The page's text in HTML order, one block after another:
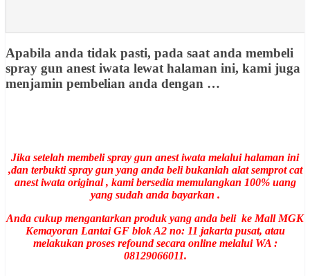
Apabila anda tidak pasti, pada saat anda membeli
spray gun anest iwata lewat halaman ini, kami juga
menjamin pembelian anda dengan …
Jika setelah membeli spray gun anest iwata melalui halaman ini
,dan terbukti spray gun yang anda beli bukanlah alat semprot cat
anest iwata original , kami bersedia memulangkan 100% uang
yang sudah anda bayarkan .
Anda cukup mengantarkan produk yang anda beli ke Mall MGK
Kemayoran Lantai GF blok A2 no: 11 jakarta pusat, atau
melakukan proses refound secara online melalui WA :
08129066011.